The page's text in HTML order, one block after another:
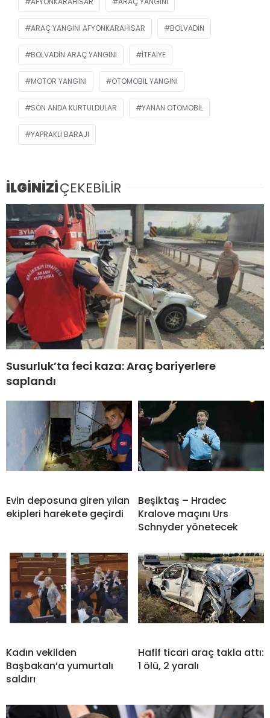
ARAÇ YANGINI AFYONKARAHISAR BOLVADIN
BOLVADIN ARAÇ YANGINI ITFAIYE
MOTOR YANGINI OTOMOBIL YANGINI
SON ANDA KURTULDULAR YANAN OTOMOBIL
YAPRAKLI BARAJI
İLGİNİZİÇEKEBİLİR
Susurluk’ta feci kaza: Araç bariyerlere
saplandı
Evin deposuna giren yılan
ekipleri harekete geçirdi
Beşiktaş – Hradec
Kralove maçını Urs
Schnyder yönetecek
Kadın vekilden
Başbakan’a yumurtalı
saldırı
Hafif ticari araç takla attı:
1 ölü, 2 yaralı